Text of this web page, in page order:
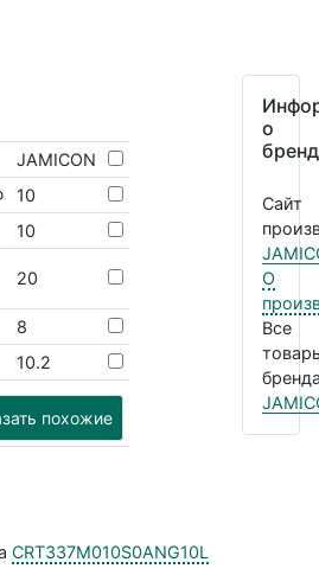
JAMICON
10
10
20
8
10.2
похожие
о
Сайт
О
Все
CRT337M010S0ANG10L